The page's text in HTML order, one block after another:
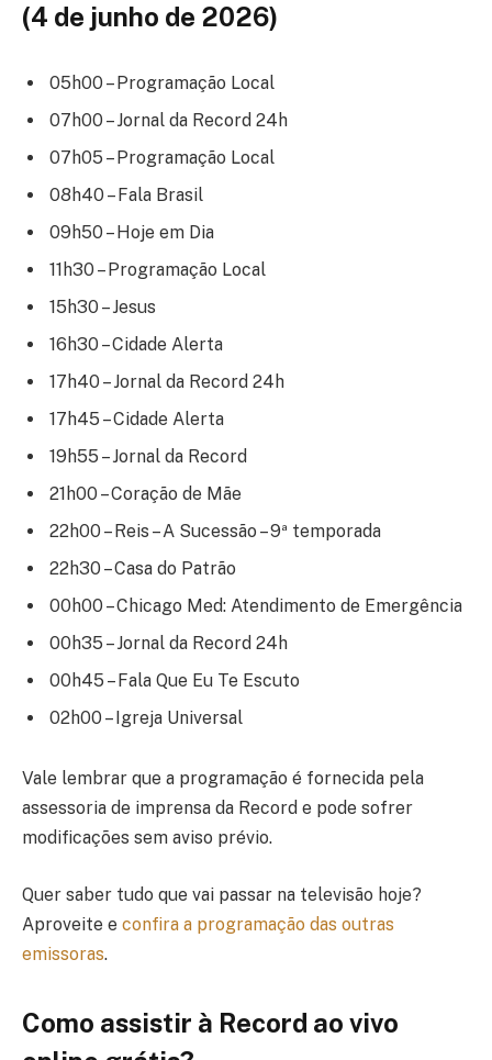
(4 de junho de 2026)
05h00 – Programação Local
07h00 – Jornal da Record 24h
07h05 – Programação Local
08h40 – Fala Brasil
09h50 – Hoje em Dia
11h30 – Programação Local
15h30 – Jesus
16h30 – Cidade Alerta
17h40 – Jornal da Record 24h
17h45 – Cidade Alerta
19h55 – Jornal da Record
21h00 – Coração de Mãe
22h00 – Reis – A Sucessão – 9ª temporada
22h30 – Casa do Patrão
00h00 – Chicago Med: Atendimento de Emergência
00h35 – Jornal da Record 24h
00h45 – Fala Que Eu Te Escuto
02h00 – Igreja Universal
Vale lembrar que a programação é fornecida pela
assessoria de imprensa da Record e pode sofrer
modificações sem aviso prévio.
Quer saber tudo que vai passar na televisão hoje?
Aproveite e confira a programação das outras
emissoras.
Como assistir à Record ao vivo